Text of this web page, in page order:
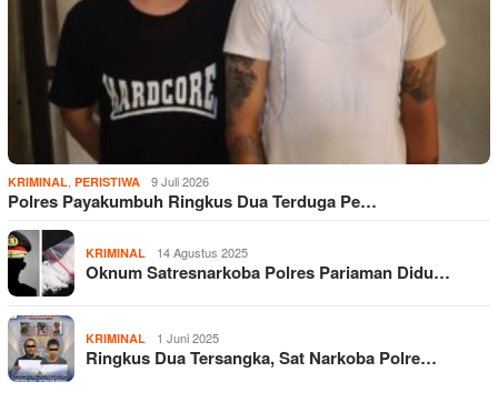
KRIMINAL PERISTIWA 9 Juli 2026
Polres Payakumbuh Ringkus Dua Terduga Pe…
KRIMINAL 14 Agustus 2025
Oknum Satresnarkoba Polres Pariaman Didu…
KRIMINAL 1 Juni 2025
Ringkus Dua Tersangka, Sat Narkoba Polre…